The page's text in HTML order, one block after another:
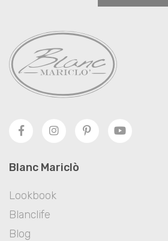
Blanc Mariclò
Lookbook
Blanclife
Blog